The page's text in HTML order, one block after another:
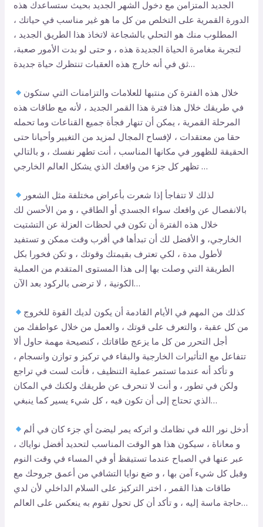
الجديد المتزامن مع دخول الشهر الجديد بحيث ستساعدك هذه
الدورة القمرية على التخلص من كل ما هو غير مناسب في حياتك ،
المطلوب منك هو التحلي بالشجاعة لاتخاذ هذا الطريق الجديد ،
لتجربة مغامرة الحياة الجديدة هذه ، و حتى لو بدت الأمور صعبة،
ثق في أنه خارج هذه العقبات تنتظرك حياة جديدة…
خلال هذه الفترة كن منتبها للعلامات والتزامنات التي ستكون
في طريقك خلال هذا فترة هذا القمر الجديد ، لأنه مع طاقات هذه
المرحلة القمرية ، يمكن أن تنهار فجأة جميع القناعات وما تحمله
حقا من معتقدات ، لإفساح المجال لمزيد من التغيير وأحيانا حتى
الحقيقة للظهور في مكانها المناسب ، أنت تطهر نفسك ، و بالتالي
تظهر كل جزء من واقعك الذي يشكل العالم الخارجي …
لذلك لا تتفاجأ إذا شعرت بأعراض مختلفة مثل الشعور
بالانفصال عن واقعك سواء الجسدي أو الطاقي ، و من الأحسن لك
خلال هذه الفترة أن تكون في لحظات العزلة عن التشتيت
الخارجي، و الأفضل لك أن تبدأها في أقرب وقت ممكن و تستفيد
لأطول مدة ، لكي تعترف بقيمتك وقوتك ، و تكن فخورا بكل
الطريقة التي وصلت بها إلى هذا المستوى المتقدم من العملية
الكونية ، لا ترضى بالركود بعد الآن…
كذلك من المهم في الأيام القادمة أن يكون لديك القوة للخروج
من كل عقبة ، والتعرف على قوتك ، والعمل من خلال عواطفك من
أجل التحرر من كل ما يزعج طاقاتك ، كنصيحة مهمة حاول ألا
تتفاعل مع التأثيرات الخارجية والبقاء في تركيز و توازن وانسجام ،
و تأكد أنه عندما تستمر عملية التنظيف ، فأنت لست في تراجع
ولكن في تطور ، و أنت لا تنحرف عن طريقك ولكنك في المكان
الذي تحتاج إلى أن تكون فيه ، كل شيء يسير كما ينبغي…
أدخل نور الله في نظامك و اتركه يمر ليضئ أي جزء كان في ألم
و معاناة ، سيكون هذا هو الوقت المناسب لتحديد أفضل نواياك ،
عبر عنها في الصباح عندما تستيقظ أو في المساء في وقت النوم
وقبل كل شيء آمن بها ، و ضع نوايا التشافي من أعمق جروحك مع
طاقات هذا القمر ، اختر التركيز على السلام الداخلي لأن لدي
حاجة ماسة إليه ، و تأكد أن كل تحول تقوم به ينعكس على العالم…